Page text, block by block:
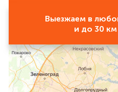
Выезжаем в
и до 30